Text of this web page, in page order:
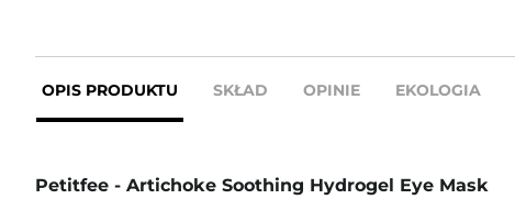
OPIS PRODUKTU SKŁAD OPINIE EKOLOGIA
Petitfee - Artichoke Soothing Hydrogel Eye Mask